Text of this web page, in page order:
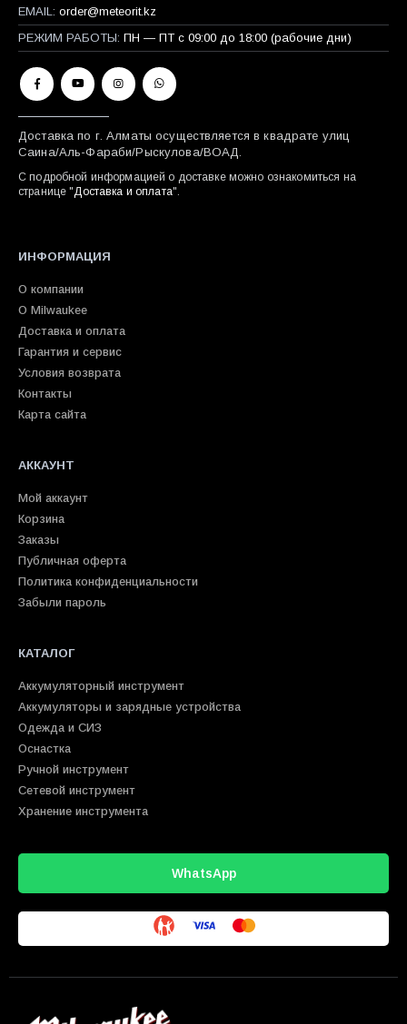
EMAIL: order@meteorit.kz
РЕЖИМ РАБОТЫ: ПН — ПТ с 09:00 до 18:00 (рабочие дни)
Доставка по г. Алматы осуществляется в квадрате улиц
Саина/Аль-Фараби/Рыскулова/ВОАД.
С подробной информацией о доставке можно ознакомиться на
странице " Доставка и оплата".
ИНФОРМАЦИЯ
О компании
О Milwaukee
Доставка и оплата
Гарантия и сервис
Условия возврата
Контакты
Карта сайта
АККАУНТ
Мой аккаунт
Корзина
Заказы
Публичная оферта
Политика конфиденциальности
Забыли пароль
КАТАЛОГ
Аккумуляторный инструмент
Аккумуляторы и зарядные устройства
Одежда и СИЗ
Оснастка
Ручной инструмент
Сетевой инструмент
Хранение инструмента
WhatsApp